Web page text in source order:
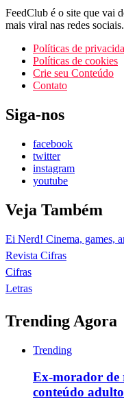
FeedClub é o site que vai
mais viral nas redes
Políticas de
Políticas de cookies
Crie seu Conteúdo
Contato
Siga-nos
facebook
twitter
instagram
youtube
Veja Também
Ei Nerd! Cinema, games,
Revista Cifras
Cifras
Letras
Trending Agora
Trending
Ex-morador de
conteúdo